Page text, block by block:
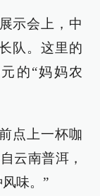
示会上，中
队。这里的
的“妈妈农
点上一杯咖
云南普洱，
味。”